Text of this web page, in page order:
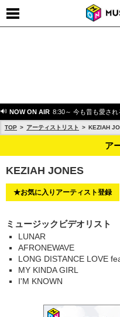
NOW ON AIR 8:30～ 今も昔も愛さ
TOP アーティストリスト KEZIAH
ア
KEZIAH JONES
★お気に入りアーティスト登録
ミュージックビデオリスト
LUNAR
AFRONEWAVE
LONG DISTANCE LOVE
MY KINDA GIRL
I'M KNOWN